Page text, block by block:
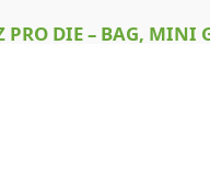
PRO DIE – BAG, MINI